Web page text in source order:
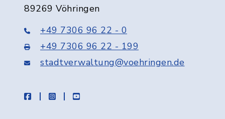
89269 Vöhringen
+49 7306 96 22 - 0
+49 7306 96 22 - 199
stadtverwaltung@voehringen.de
facebookinstagramyoutube